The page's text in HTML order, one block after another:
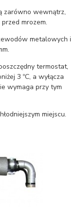
zarówno wewnątrz,
mrozem.
metalowych i
termostat,
3 ºC, a wyłącza
wymaga przy tym
miejscu.